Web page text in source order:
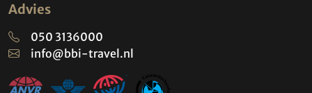
Advies
050 3136000
info@bbi-travel.nl